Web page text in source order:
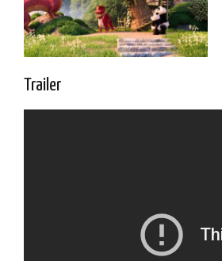
Trailer